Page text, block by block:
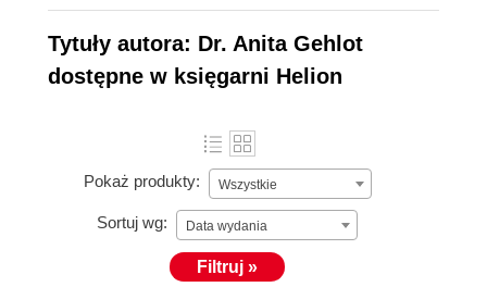
Tytuły autora: Dr. Anita Gehlot
dostępne w księgarni Helion
Pokaż produkty: Wszystkie
Sortuj wg: Data wydania
Filtruj »